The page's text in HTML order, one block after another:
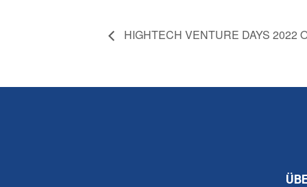
HIGHTECH VENTURE DAYS 2022